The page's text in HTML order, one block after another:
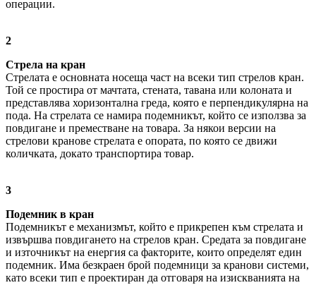
операции.
2
Стрела на кран
Стрелата е основната носеща част на всеки тип стрелов кран.
Той се простира от мачтата, стената, тавана или колоната и
представлява хоризонтална греда, която е перпендикулярна на
пода. На стрелата се намира подемникът, който се използва за
повдигане и преместване на товара. За някои версии на
стрелови кранове стрелата е опората, по която се движи
количката, докато транспортира товар.
3
Подемник в кран
Подемникът е механизмът, който е прикрепен към стрелата и
извършва повдигането на стрелов кран. Средата за повдигане
и източникът на енергия са факторите, които определят един
подемник. Има безкраен брой подемници за кранови системи,
като всеки тип е проектиран да отговаря на изискванията на